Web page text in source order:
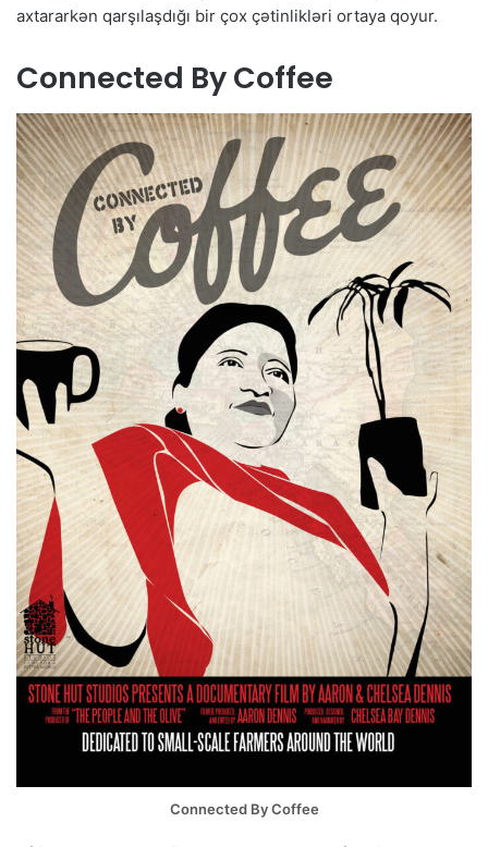
axtararkən qarşılaşdığı bir çox çətinlikləri ortaya qoyur.
Connected By Coffee
Connected By Coffee